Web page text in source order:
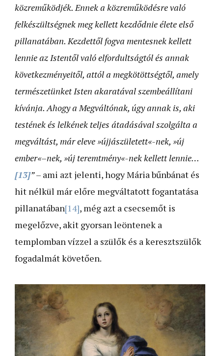
közreműködjék. Ennek a közreműködésre való
felkészültségnek meg kellett kezdődnie élete első
pillanatában. Kezdettől fogva mentesnek kellett
lennie az Istentől való elfordultságtól és annak
következményeitől, attól a megkötöttségtől, amely
természetünket Isten akaratával szembeállítani
kívánja. Ahogy a Megváltónak, úgy annak is, aki
testének és lelkének teljes átadásával szolgálta a
megváltást, már eleve »újjászületett«-nek, »új
ember«–nek, »új teremtmény«-nek kellett lennie…
[13]”– ami azt jelenti, hogy Mária bűnbánat és
hit nélkül már előre megváltatott fogantatása
pillanatában[14], még azt a csecsemőt is
megelőzve, akit gyorsan leöntenek a
templomban vízzel a szülők és a keresztszülők
fogadalmát követően.